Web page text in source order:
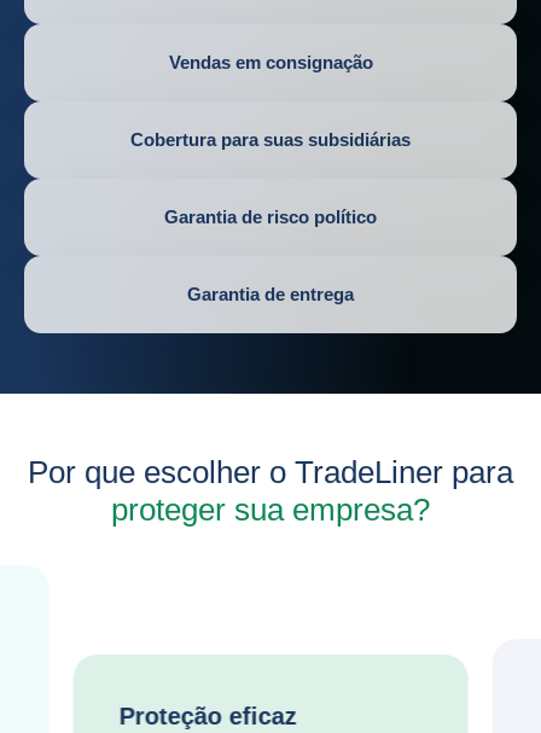
Vendas em consignação
Cobertura para suas subsidiárias
Garantia de risco político
Garantia de entrega
Por que escolher o TradeLiner para
proteger sua empresa?
Proteção eficaz